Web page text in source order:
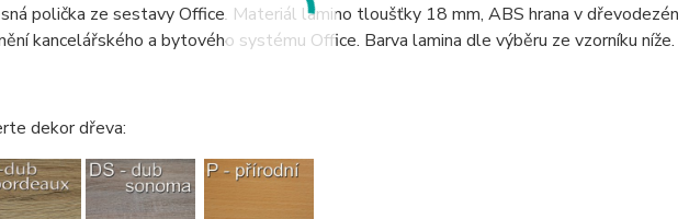
polička ze sestavy Office. Materiál lamino tloušťky 18 mm, ABS hrana v
kancelářského a bytového systému Office. Barva lamina dle výběru ze vzorníku níže.
dekor dřeva: